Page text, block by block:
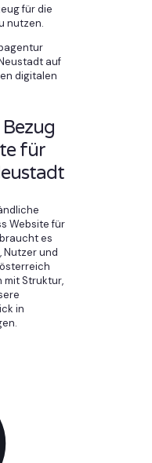
für die
nutzen.
auf
digitalen
für
Website für
es
Nutzer und
mit Struktur,
in